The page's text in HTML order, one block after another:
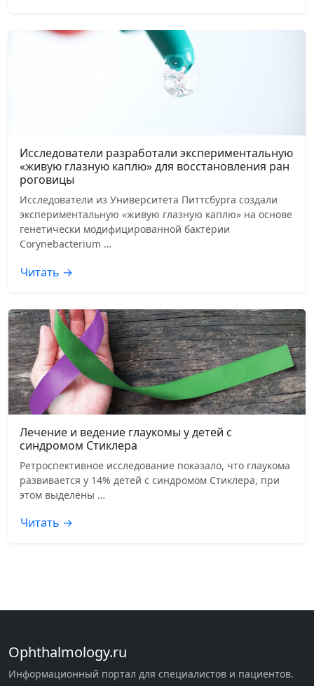
Исследователи разработали экспериментальную
«живую глазную каплю» для восстановления ран
роговицы
Исследователи из Университета Питтсбурга создали
экспериментальную «живую глазную каплю» на основе
генетически модифицированной бактерии
Corynebacterium …
Читать →
Лечение и ведение глаукомы у детей с
синдромом Стиклера
Ретроспективное исследование показало, что глаукома
развивается у 14% детей с синдромом Стиклера, при
этом выделены …
Читать →
Ophthalmology.ru
Информационный портал для специалистов и пациентов.